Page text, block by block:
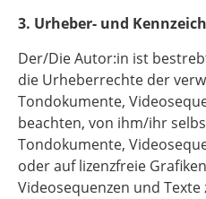
3. Urheber- und
Der/Die Autor:in ist
die Urheberrechte der
Tondokumente,
beachten, von ihm/ihr
Tondokumente,
oder auf lizenzfreie
Videosequenzen und